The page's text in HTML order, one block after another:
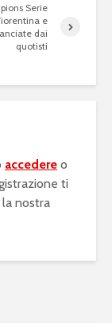
Serie
e
dai
quotisti
accedere o
ti
nostra